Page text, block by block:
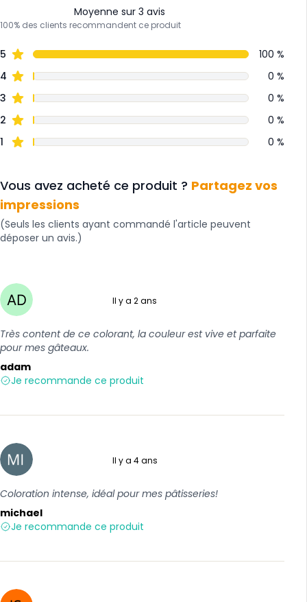
Moyenne sur 3 avis
100% des clients recommandent ce produit
5
100 %
4
0 %
3
0 %
2
0 %
1
0 %
Vous avez acheté ce produit ? Partagez vos
impressions
(Seuls les clients ayant commandé l'article peuvent
déposer un avis.)
Il y a 2 ans
Très content de ce colorant, la couleur est vive et parfaite
pour mes gâteaux.
adam
Je recommande ce produit
Il y a 4 ans
Coloration intense, idéal pour mes pâtisseries!
michael
Je recommande ce produit